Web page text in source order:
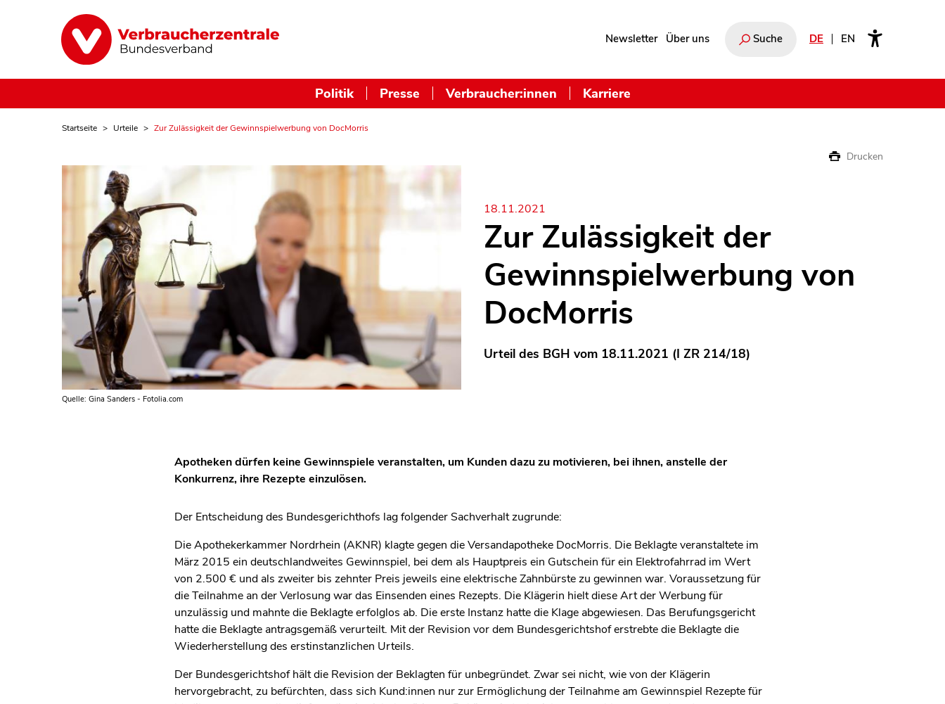
Newsletter Über uns Suche DE EN
Politik Presse Verbraucher:innen Karriere
Startseite Urteile Zur Zulässigkeit der Gewinnspielwerbung von DocMorris
Drucken
Quelle: Gina Sanders - Fotolia.com
18.11.2021
Zur Zulässigkeit der
Gewinnspielwerbung von
DocMorris
Urteil des BGH vom 18.11.2021 (I ZR 214/18)
Apotheken dürfen keine Gewinnspiele veranstalten, um Kunden dazu zu motivieren, bei ihnen, anstelle der
Konkurrenz, ihre Rezepte einzulösen.
Der Entscheidung des Bundesgerichthofs lag folgender Sachverhalt zugrunde:
Die Apothekerkammer Nordrhein (AKNR) klagte gegen die Versandapotheke DocMorris. Die Beklagte veranstaltete im
März 2015 ein deutschlandweites Gewinnspiel, bei dem als Hauptpreis ein Gutschein für ein Elektrofahrrad im Wert
von 2.500 € und als zweiter bis zehnter Preis jeweils eine elektrische Zahnbürste zu gewinnen war. Voraussetzung für
die Teilnahme an der Verlosung war das Einsenden eines Rezepts. Die Klägerin hielt diese Art der Werbung für
unzulässig und mahnte die Beklagte erfolglos ab. Die erste Instanz hatte die Klage abgewiesen. Das Berufungsgericht
hatte die Beklagte antragsgemäß verurteilt. Mit der Revision vor dem Bundesgerichtshof erstrebte die Beklagte die
Wiederherstellung des erstinstanzlichen Urteils.
Der Bundesgerichtshof hält die Revision der Beklagten für unbegründet. Zwar sei nicht, wie von der Klägerin
hervorgebracht, zu befürchten, dass sich Kund:innen nur zur Ermöglichung der Teilnahme am Gewinnspiel Rezepte für